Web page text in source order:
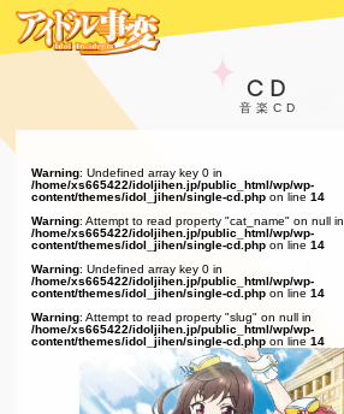
CD
Warning: Undefined array key 0 in
/home/xs665422/idoljihen.jp/public_html/wp/wp-
content/themes/idol_jihen/single-cd.php on line14
Warning: Attempt to read property "cat_name" on null in
/home/xs665422/idoljihen.jp/public_html/wp/wp-
content/themes/idol_jihen/single-cd.php on line14
Warning: Undefined array key 0 in
/home/xs665422/idoljihen.jp/public_html/wp/wp-
content/themes/idol_jihen/single-cd.php on line14
Warning: Attempt to read property "slug" on null in
/home/xs665422/idoljihen.jp/public_html/wp/wp-
content/themes/idol_jihen/single-cd.php on line14